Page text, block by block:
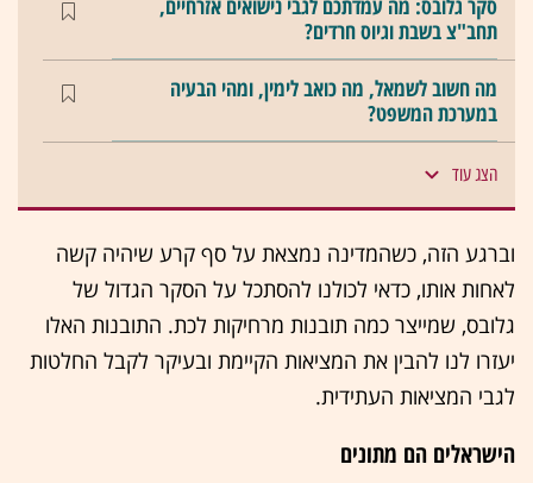
סקר גלובס: מה עמדתכם לגבי נישואים אזרחיים,
תחב"צ בשבת וגיוס חרדים?
מה חשוב לשמאל, מה כואב לימין, ומהי הבעיה
במערכת המשפט?
הצג עוד
וברגע הזה, כשהמדינה נמצאת על סף קרע שיהיה קשה
לאחות אותו, כדאי לכולנו להסתכל על הסקר הגדול של
גלובס, שמייצר כמה תובנות מרחיקות לכת. התובנות האלו
יעזרו לנו להבין את המציאות הקיימת ובעיקר לקבל החלטות
לגבי המציאות העתידית.
הישראלים הם מתונים